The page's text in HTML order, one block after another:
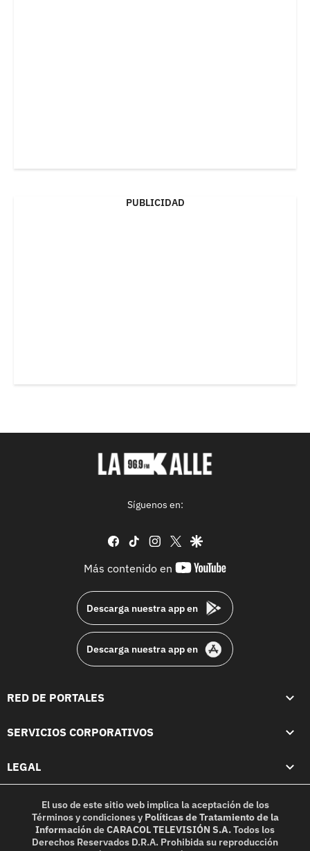
PUBLICIDAD
Síguenos en:
facebook
tiktok instagram
twittergoogle
Más contenido en
youtube-
Descarga nuestra app en
Descarga nuestra app en
RED DE PORTALES
SERVICIOS CORPORATIVOS
LEGAL
El uso de este sitio web implica la aceptación de los
Términos y condicionesy Políticas de Tratamiento de la
InformacióndeCARACOL TELEVISIÓN S.A.Todos los
Derechos Reservados D.R.A. Prohibida su reproducción